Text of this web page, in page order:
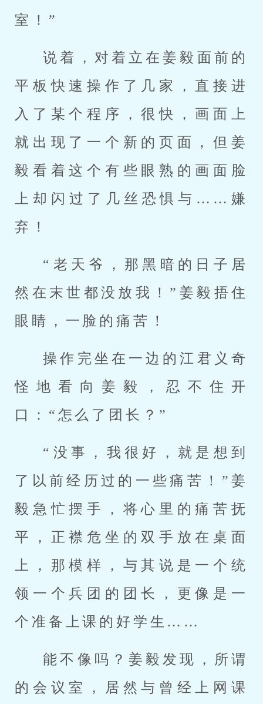
室！”
说着，对着立在姜毅面前的
平板快速操作了几家，直接进
入了某个程序，很快，画面上
就出现了一个新的页面，但姜
毅看着这个有些眼熟的画面脸
上却闪过了几丝恐惧与……嫌
弃！
“老天爷，那黑暗的日子居
然在末世都没放我！”姜毅捂住
眼睛，一脸的痛苦！
操作完坐在一边的江君义奇
怪地看向姜毅，忍不住开
口：“怎么了团长？”
“没事，我很好，就是想到
了以前经历过的一些痛苦！”姜
毅急忙摆手，将心里的痛苦抚
平，正襟危坐的双手放在桌面
上，那模样，与其说是一个统
领一个兵团的团长，更像是一
个准备上课的好学生……
能不像吗？姜毅发现，所谓
的会议室，居然与曾经上网课